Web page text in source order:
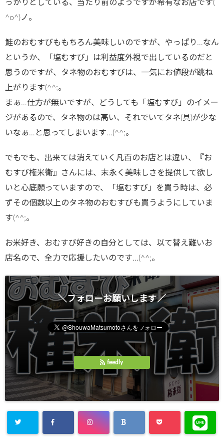
っかりとしている、当たり前のようですが希有なお店です(
^o^)ノ。
鮭のおむすびももちろん美味しいのですが、やっぱり…なん
というか、「塩むすび」は利益度外視で出しているのだと
思うのですが、タネ物のおむすびは、一気にお値段が跳ね
上がります(^^;。
まぁ…仕方が無いですが、どうしても「塩むすび」のイメー
ジがあるので、タネ物のは高い、それでいてタネ(具)が少な
いなぁ…と思ってしまいます…(^^;。
でもでも、出来ては消えていく凡百のお店とは違い、『お
むすび権米衛』さんには、末永く美味しさを提供して欲し
いと心底願っていますので、「塩むすび」を買う時は、必
ずその個数以上のタネ物のおむすびも買うようにしていま
す(^^;。
お米好き、おむすび好きの自分としては、以て替え難いお
店名ので、全力で応援したいのです…(^^;。
＼フォローお願いします／
feedly